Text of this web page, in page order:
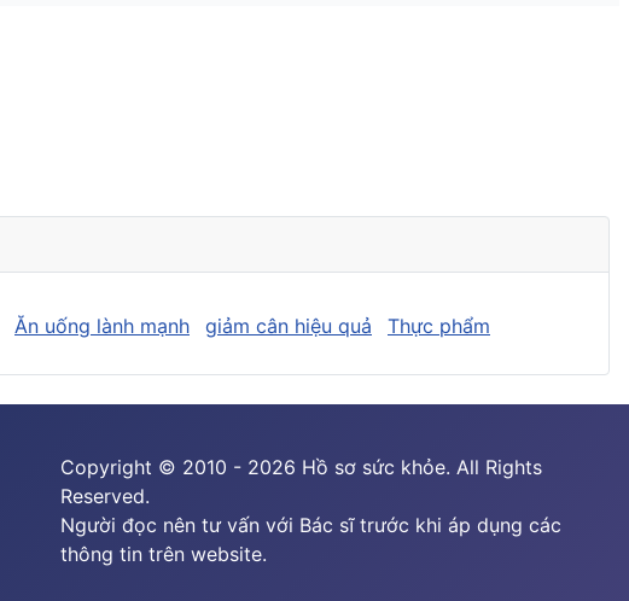
Ăn uống lành mạnh giảm cân hiệu quả Thực phẩm
Copyright © 2010 - 2026 Hồ sơ sức khỏe. All Rights
Reserved.
Người đọc nên tư vấn với Bác sĩ trước khi áp dụng các
thông tin trên website.